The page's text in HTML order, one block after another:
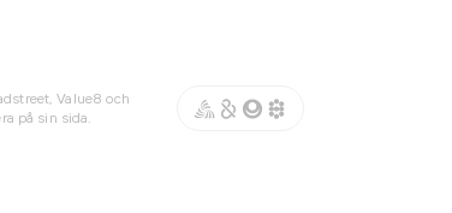
Value8 och
på sin sida.